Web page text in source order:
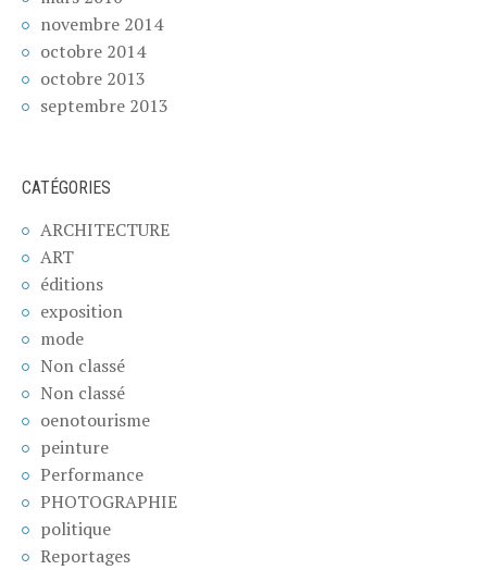
novembre 2014
octobre 2014
octobre 2013
septembre 2013
CATÉGORIES
ARCHITECTURE
ART
éditions
exposition
mode
Non classé
Non classé
oenotourisme
peinture
Performance
PHOTOGRAPHIE
politique
Reportages